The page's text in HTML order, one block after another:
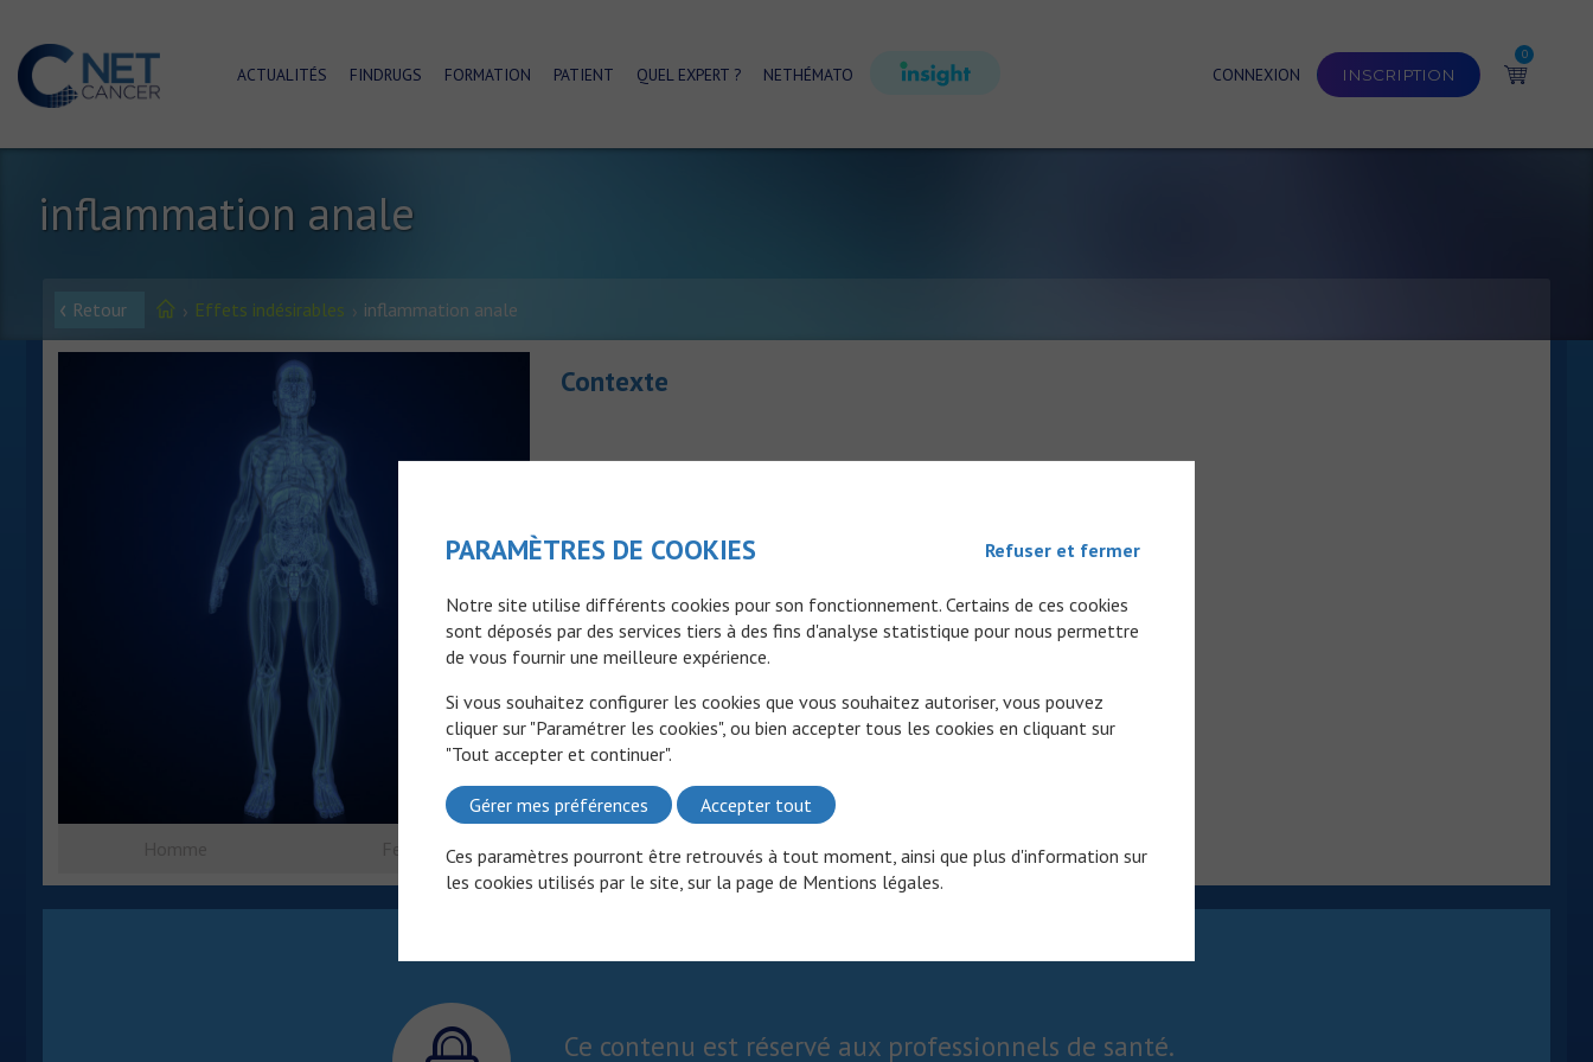
ACTUALITÉS FINDRUGS FORMATION PATIENT QUEL EXPERT ? NETHÉMATO CONNEXION INSCRIPTION
0
inflammation anale
Retour Effets indésirables inflammation anale
Contexte
Ce contenu est réservé aux professionnels de santé.
Refuser et fermer
PARAMÈTRES DE COOKIES
Notre site utilise différents cookies pour son fonctionnement. Certains de ces cookies
sont déposés par des services tiers à des fins d'analyse statistique pour nous permettre
de vous fournir une meilleure expérience.
Si vous souhaitez configurer les cookies que vous souhaitez autoriser, vous pouvez
cliquer sur "Paramétrer les cookies", ou bien accepter tous les cookies en cliquant sur
"Tout accepter et continuer".
Gérer mes préférences Accepter tout
Ces paramètres pourront être retrouvés à tout moment, ainsi que plus d'information sur
les cookies utilisés par le site, sur la page de Mentions légales.